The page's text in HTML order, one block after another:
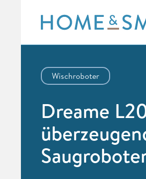
content
Wischroboter
Dreame